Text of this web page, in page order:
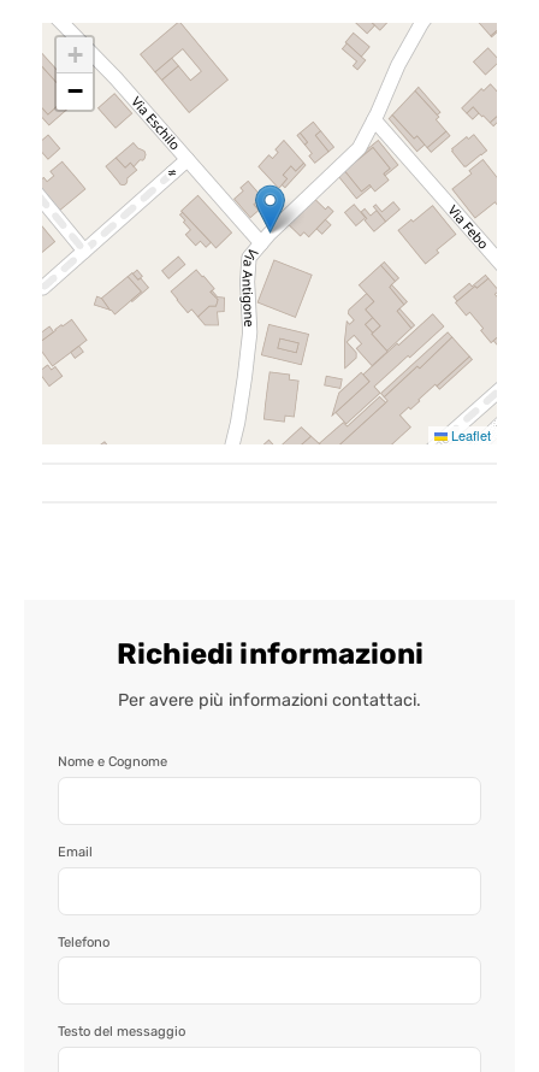
Il team
Formula BRAVA
Servizi per i clienti
Servizi per gli agenti
I nostri immobili
Blog
+
−
Leaflet
Richiedi informazioni
Per avere più informazioni contattaci.
Nome e Cognome
Email
Telefono
Testo del messaggio